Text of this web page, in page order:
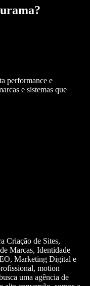
?
performance e
e sistemas que
Criação de Sites,
Marcas, Identidade
Marketing Digital e
motion
uma agência de